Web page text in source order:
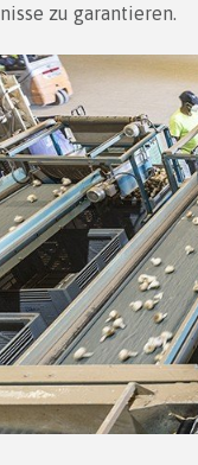
zu garantieren.